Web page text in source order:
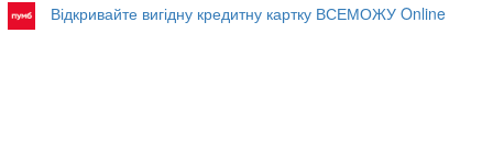
Відкривайте вигідну кредитну картку ВСЕМОЖУ Online